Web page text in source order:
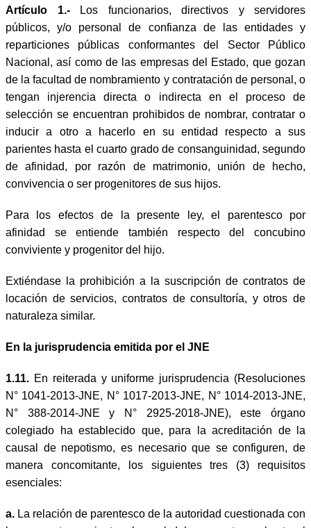
Artículo 1.-Los funcionarios, directivos y servidores
públicos, y/o personal de confianza de las entidades y
reparticiones públicas conformantes del Sector Público
Nacional, así como de las empresas del Estado, que gozan
de la facultad de nombramiento y contratación de personal, o
tengan injerencia directa o indirecta en el proceso de
selección se encuentran prohibidos de nombrar, contratar o
inducir a otro a hacerlo en su entidad respecto a sus
parientes hasta el cuarto grado de consanguinidad, segundo
de afinidad, por razón de matrimonio, unión de hecho,
convivencia o ser progenitores de sus hijos.
Para los efectos de la presente ley, el parentesco por
afinidad se entiende también respecto del concubino
conviviente y progenitor del hijo.
Extiéndase la prohibición a la suscripción de contratos de
locación de servicios, contratos de consultoría, y otros de
naturaleza similar.
En la jurisprudencia emitida por el JNE
1.11. En reiterada y uniforme jurisprudencia (Resoluciones
N° 1041-2013-JNE, N° 1017-2013-JNE, N° 1014-2013-JNE,
N° 388-2014-JNE y N° 2925-2018-JNE), este órgano
colegiado ha establecido que, para la acreditación de la
causal de nepotismo, es necesario que se configuren, de
manera concomitante, los siguientes tres (3) requisitos
esenciales:
a. La relación de parentesco de la autoridad cuestionada con